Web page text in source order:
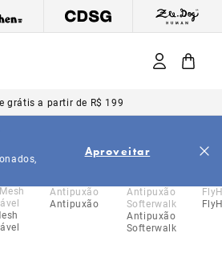
grátis a partir de R$ 199
Aproveitar
Antipuxão
Antipuxão
Softerwalk